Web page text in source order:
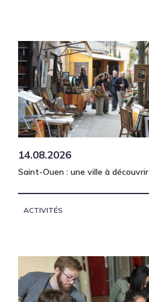
14.08.2026
Saint-Ouen : une ville à découvrir
ACTIVITÉS